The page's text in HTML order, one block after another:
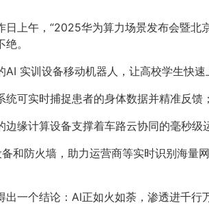
日上午，“2025华为算力场景发布会暨北
。
实训设备移动机器人，让高校学生快速
可实时捕捉患者的身体数据并精准反馈；
缘计算设备支撑着车路云协同的毫秒级
和防火墙，助力运营商等实时识别海量
一个结论：AI正如火如荼，渗透进千行